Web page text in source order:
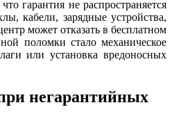
гарантия не распространяется
кабели, зарядные устройства,
может отказать в бесплатном
поломки стало механическое
или установка вредоносных
негарантийных